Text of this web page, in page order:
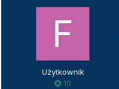
Użytkownik
10